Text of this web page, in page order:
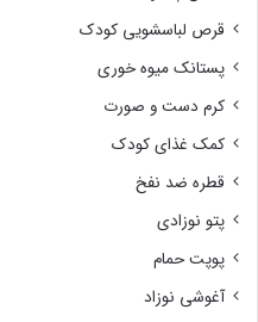
قرص لباسشویی کودک
پستانک میوه خوری
کرم دست و صورت
کمک غذای کودک
قطره ضد نفخ
پتو نوزادی
پوپت حمام
آغوشی نوزاد